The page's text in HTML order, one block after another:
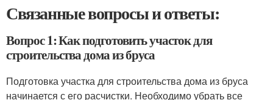
Связанные вопросы и ответы:
Вопрос 1: Как подготовить участок для
строительства дома из бруса
Подготовка участка для строительства дома из бруса
начинается с его расчистки. Необходимо убрать все